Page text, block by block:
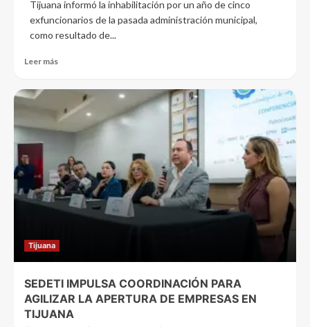
Tijuana informó la inhabilitación por un año de cinco
exfuncionarios de la pasada administración municipal,
como resultado de...
Leer más
Tijuana
SEDETI IMPULSA COORDINACIÓN PARA
AGILIZAR LA APERTURA DE EMPRESAS EN
TIJUANA